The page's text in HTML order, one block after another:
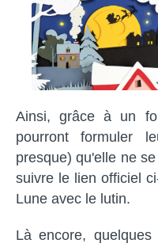
Ainsi, grâce à un
pourront formuler
presque) qu'elle ne
suivre le lien officiel
Lune avec le lutin.
Là encore,